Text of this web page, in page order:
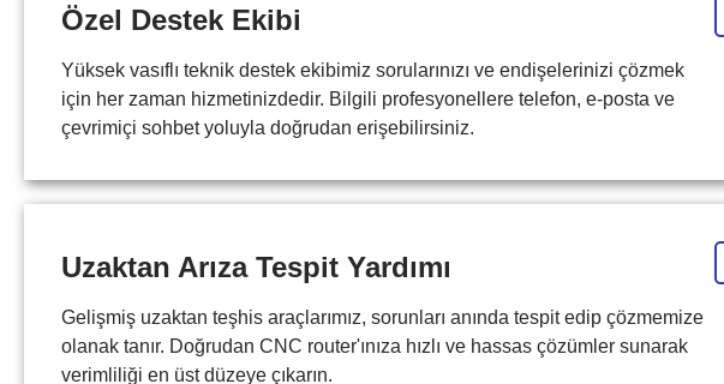
Özel Destek Ekibi
Yüksek vasıflı teknik destek ekibimiz sorularınızı ve endişelerinizi çözmek
için her zaman hizmetinizdedir. Bilgili profesyonellere telefon, e-posta ve
çevrimiçi sohbet yoluyla doğrudan erişebilirsiniz.
Uzaktan Arıza Tespit Yardımı
Gelişmiş uzaktan teşhis araçlarımız, sorunları anında tespit edip çözmemize
olanak tanır. Doğrudan CNC router'ınıza hızlı ve hassas çözümler sunarak
verimliliği en üst düzeye çıkarın.